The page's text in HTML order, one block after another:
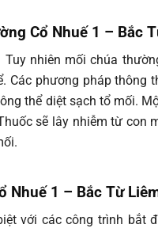
Cổ Nhuế 1 – Bắc
nhiên mối chúa
Các phương pháp thông
thể diệt sạch tổ mối.
sẽ lây nhiễm từ con
1 – Bắc Từ
với các công trình bắt